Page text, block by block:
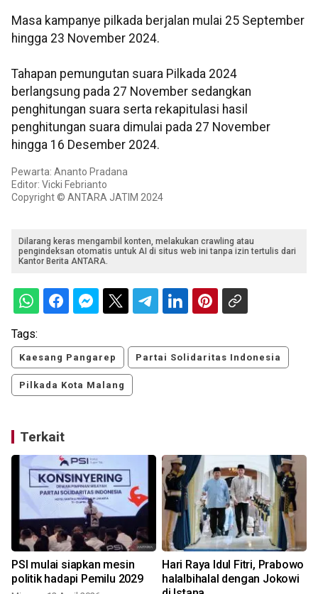
Masa kampanye pilkada berjalan mulai 25 September
hingga 23 November 2024.
Tahapan pemungutan suara Pilkada 2024
berlangsung pada 27 November sedangkan
penghitungan suara serta rekapitulasi hasil
penghitungan suara dimulai pada 27 November
hingga 16 Desember 2024.
Pewarta: Ananto Pradana
Editor: Vicki Febrianto
Copyright © ANTARA JATIM 2024
Dilarang keras mengambil konten, melakukan crawling atau
pengindeksan otomatis untuk AI di situs web ini tanpa izin tertulis dari
Kantor Berita ANTARA.
Tags:
Kaesang Pangarep Partai Solidaritas Indonesia
Pilkada Kota Malang
Terkait
PSI mulai siapkan mesin
politik hadapi Pemilu 2029
Hari Raya Idul Fitri, Prabowo
halalbihalal dengan Jokowi